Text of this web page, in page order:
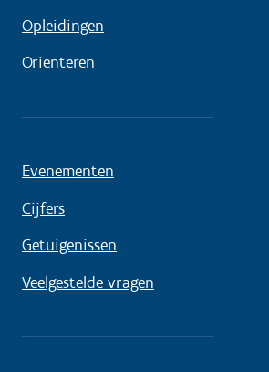
Opleidingen
Oriënteren
Evenementen
Cijfers
Getuigenissen
Veelgestelde vragen